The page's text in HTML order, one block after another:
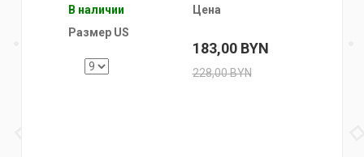
В наличии
Размер US
Цена
183,00BYN
228,00BYN